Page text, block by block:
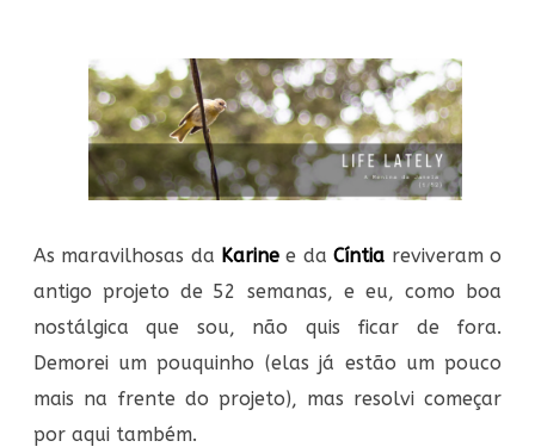
As maravilhosas da Karinee daCíntia reviveram o
antigo projeto de 52 semanas, e eu, como boa
nostálgica que sou, não quis ficar de fora.
Demorei um pouquinho (elas já estão um pouco
mais na frente do projeto), mas resolvi começar
por aqui também.